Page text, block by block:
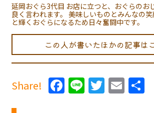
延岡おぐら3代目 お店に立つと、おぐらのお
良く言われます。 美味しいものとみんなの
と輝くおぐらになるため日々奮闘中です。
この人が書いたほかの記事は
Share! Facebook
LineTwitter